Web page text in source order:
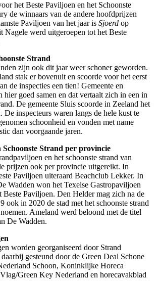
het Beste Paviljoen en het Schoonste
de winnaars van de andere hoofdprijzen
Paviljoen van het jaar is Sjoerd op
Nagele werd uitgeroepen tot het Beste
Strand
zijn ook dit jaar weer schoner geworden.
stak er bovenuit en scoorde voor het eerst
de inspecties een tien! Gemeente en
hier goed samen en dat vertaalt zich in een in
De gemeente Sluis scoorde in Zeeland het
De inspecteurs waren langs de hele kust te
schoonheid en vonden met name
dan voorgaande jaren.
Schoonste Strand per provincie
en het schoonste strand van
prijzen ook per provincie uitgereikt. In
Paviljoen uiteraard Beachclub Lekker. In
Wadden won het Texelse Gastropaviljoen
Paviljoen. Den Helder mag zich na de
ook in 2020 de stad met het schoonste strand
Ameland werd beloond met de titel
De Wadden.
worden georganiseerd door Strand
gesteund door de Green Deal Schone
Schoon, Koninklijke Horeca
Green Key Nederland en horecavakblad